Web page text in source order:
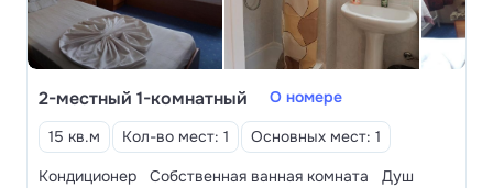
аниматоры.
До галечного пляжа около 5—7 минут езды.
Санаторий для своих гостей предлагает
регулярный трансфер к Черноморскому
побережью. Пляж полностью оборудован —
работают душевые, есть кабинки для
переодевания, шезлонг, зонтики, лежаки.
2-местный 1-комнатный
О номере
15 кв.м
Кол-во мест: 1
Основных мест: 1
Кондиционер
Собственная ванная комната
Душ